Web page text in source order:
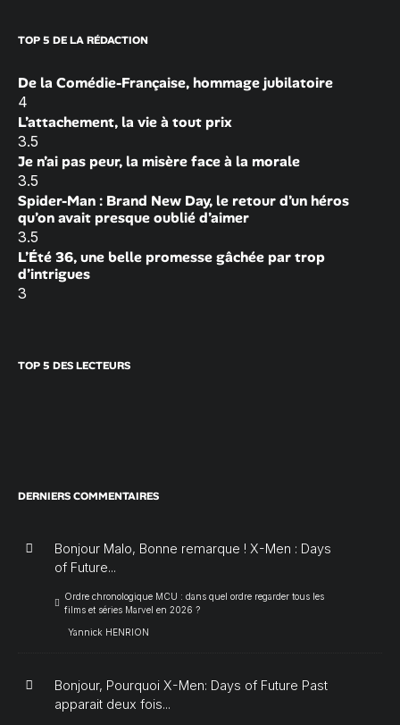
TOP 5 DE LA RÉDACTION
De la Comédie-Française, hommage jubilatoire
4
L’attachement, la vie à tout prix
3.5
Je n’ai pas peur, la misère face à la morale
3.5
Spider-Man : Brand New Day, le retour d’un héros
qu’on avait presque oublié d’aimer
3.5
L’Été 36, une belle promesse gâchée par trop
d’intrigues
3
TOP 5 DES LECTEURS
DERNIERS COMMENTAIRES
Bonjour Malo, Bonne remarque ! X-Men : Days
of Future...
Ordre chronologique MCU : dans quel ordre regarder tous les
films et séries Marvel en 2026 ?
Yannick HENRION
Bonjour, Pourquoi X-Men: Days of Future Past
apparait deux fois...